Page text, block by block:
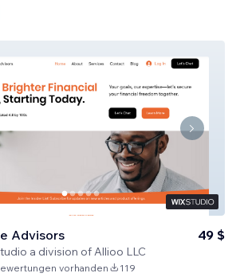
Advisors
a division of Allioo LLC
49 $
vorhanden 119